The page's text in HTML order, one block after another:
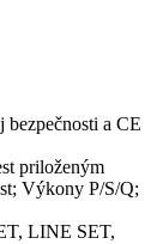
bezpečnosti a CE
priloženým
Výkony P/S/Q;
LINE SET,